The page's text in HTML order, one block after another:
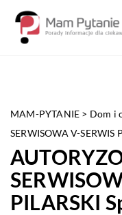
MAM-PYTANIE > Dom i
SERWISOWA V-SERWIS
PILARSKI